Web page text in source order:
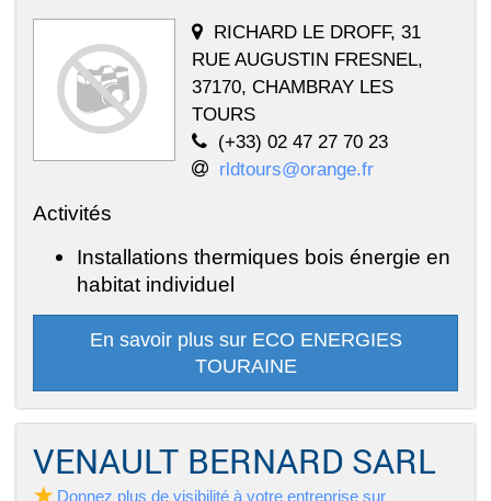
RICHARD LE DROFF, 31
RUE AUGUSTIN FRESNEL,
37170, CHAMBRAY LES
TOURS
(+33) 02 47 27 70 23
rldtours@orange.fr
Activités
Installations thermiques bois énergie en
habitat individuel
En savoir plus sur ECO ENERGIES
TOURAINE
VENAULT BERNARD SARL
Donnez plus de visibilité à votre entreprise sur